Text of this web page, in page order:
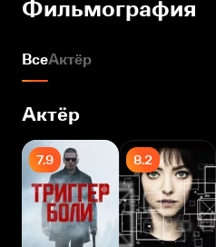
Фильмография
ВсеАктёр
Актёр
7.9 8.2